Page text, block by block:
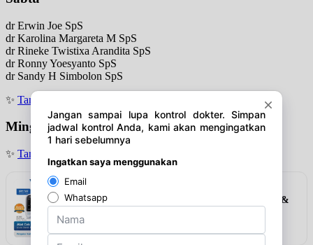
dr Erwin Joe SpS
dr Karolina Margareta M SpS
dr Rineke Twistixa Arandita SpS
dr Ronny Yoesyanto SpS
dr Sandy H Simbolon SpS
✨ Tanya jadwal (Respon Cepat)
Minggu
✨ Tanya jadwal (Respon Cepat)
Rekomendasi
Alat Cek 3in1 Elvasense (Gula Darah, Kolesterol &
Lihat detail & harga →